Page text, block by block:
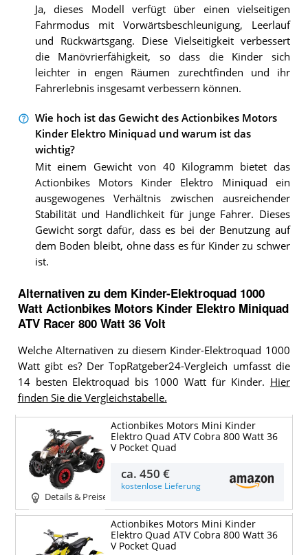
Ja, dieses Modell verfügt über einen vielseitigen
Fahrmodus mit Vorwärtsbeschleunigung, Leerlauf
und Rückwärtsgang. Diese Vielseitigkeit verbessert
die Manövrierfähigkeit, so dass die Kinder sich
leichter in engen Räumen zurechtfinden und ihr
Fahrerlebnis insgesamt verbessern können.
Wie hoch ist das Gewicht des Actionbikes Motors
Kinder Elektro Miniquad und warum ist das
wichtig?
Mit einem Gewicht von 40 Kilogramm bietet das
Actionbikes Motors Kinder Elektro Miniquad ein
ausgewogenes Verhältnis zwischen ausreichender
Stabilität und Handlichkeit für junge Fahrer. Dieses
Gewicht sorgt dafür, dass es bei der Benutzung auf
dem Boden bleibt, ohne dass es für Kinder zu schwer
ist.
Alternativen zu dem Kinder-Elektroquad 1000
Watt Actionbikes Motors Kinder Elektro Miniquad
ATV Racer 800 Watt 36 Volt
Welche Alternativen zu diesem Kinder-Elektroquad 1000
Watt gibt es? Der TopRatgeber24-Vergleich umfasst die
14 besten Elektroquad bis 1000 Watt für Kinder. Hier
finden Sie die Vergleichstabelle.
Details & Preise
Actionbikes Motors Mini Kinder
Elektro Quad ATV Cobra 800 Watt 36
V Pocket Quad
ca.450 €
kostenlose Lieferung
Actionbikes Motors Mini Kinder
Elektro Quad ATV Cobra 800 Watt 36
V Pocket Quad